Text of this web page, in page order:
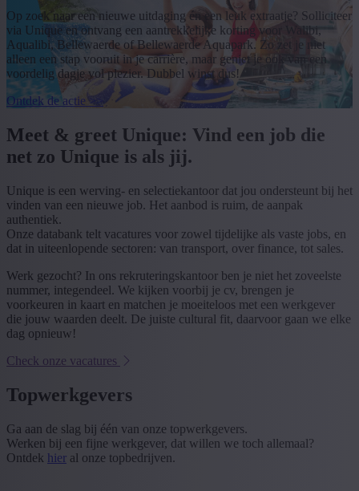
Op zoek naar een nieuwe uitdaging én een leuk extraatje? Solliciteer
via Unique en ontvang een aantrekkelijke korting voor Walibi,
Aqualibi, Bellewaerde of Bellewaerde Aquapark. Zo zet je niet
alleen een stap vooruit in je carrière, maar geniet je ook van een
voordelig dagje vol plezier. Dubbel winst dus!
Ontdek de actie >>
Meet & greet Unique: Vind een job die
net zo Unique is als jij.
Unique is een werving- en selectiekantoor dat jou ondersteunt bij het
vinden van een nieuwe job. Het aanbod is ruim, de aanpak
authentiek.
Onze databank telt vacatures voor zowel tijdelijke als vaste jobs, en
dat in uiteenlopende sectoren: van transport, over finance, tot sales.
Werk gezocht? In ons rekruteringskantoor ben je niet het zoveelste
nummer, integendeel. We kijken voorbij je cv, brengen je
voorkeuren in kaart en matchen je moeiteloos met een werkgever
die jouw waarden deelt. De juiste cultural fit, daarvoor gaan we elke
dag opnieuw!
Check onze vacatures
Topwerkgevers
Ga aan de slag bij één van onze topwerkgevers.
Werken bij een fijne werkgever, dat willen we toch allemaal?
Ontdek hier al onze topbedrijven.